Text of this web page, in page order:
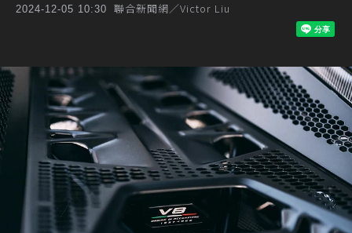
2024-12-05 10:30 聯合新聞網／Victor Liu